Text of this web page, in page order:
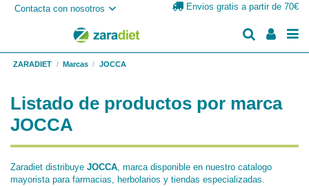
Contacta con nosotros Envios gratis a partir de 70€
ZARADIET Marcas JOCCA
Listado de productos por marca
JOCCA
Zaradiet distribuye JOCCA, marca disponible en nuestro catalogo
mayorista para farmacias, herbolarios y tiendas especializadas.